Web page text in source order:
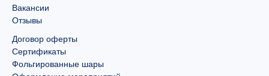
Вакансии
Отзывы
Договор оферты
Сертификаты
Фольгированные шары